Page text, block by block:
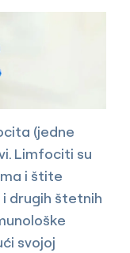
(jedne
Limfociti su
i štite
drugih štetnih
svojoj